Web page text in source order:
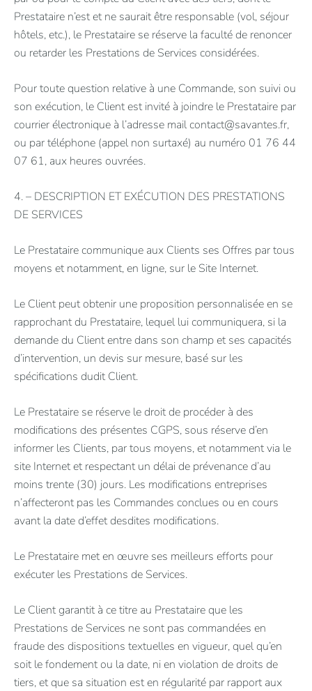
Prestataire n’est et ne saurait être responsable (vol, séjour
hôtels, etc.), le Prestataire se réserve la faculté de renoncer
ou retarder les Prestations de Services considérées.
Pour toute question relative à une Commande, son suivi ou
son exécution, le Client est invité à joindre le Prestataire par
courrier électronique à l’adresse mailcontact@savantes.fr,
ou par téléphone (appel non surtaxé) au numéro 01 76 44
07 61, aux heures ouvrées.
4. – DESCRIPTION ET EXÉCUTION DES PRESTATIONS
DE SERVICES
Le Prestataire communique aux Clients ses Offres par tous
moyens et notamment, en ligne, sur le Site Internet.
Le Client peut obtenir une proposition personnalisée en se
rapprochant du Prestataire, lequel lui communiquera, si la
demande du Client entre dans son champ et ses capacités
d’intervention, un devis sur mesure, basé sur les
spécifications dudit Client.
Le Prestataire se réserve le droit de procéder à des
modifications des présentes CGPS, sous réserve d’en
informer les Clients, par tous moyens, et notamment via le
site Internet et respectant un délai de prévenance d’au
moins trente (30) jours. Les modifications entreprises
n’affecteront pas les Commandes conclues ou en cours
avant la date d’effet desdites modifications.
Le Prestataire met en œuvre ses meilleurs efforts pour
exécuter les Prestations de Services.
Le Client garantit à ce titre au Prestataire que les
Prestations de Services ne sont pas commandées en
fraude des dispositions textuelles en vigueur, quel qu’en
soit le fondement ou la date, ni en violation de droits de
tiers, et que sa situation est en régularité par rapport aux